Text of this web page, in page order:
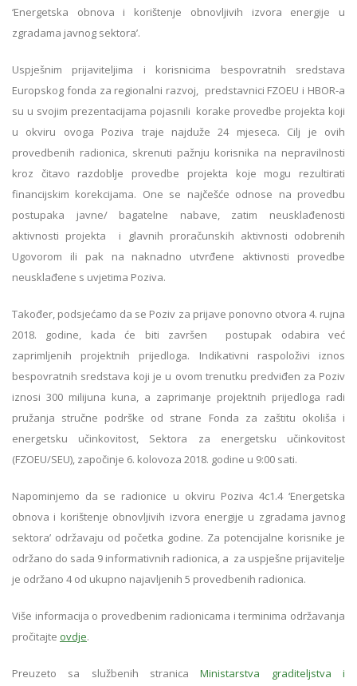
‘Energetska obnova i korištenje obnovljivih izvora energije u
zgradama javnog sektora’.
Uspješnim prijaviteljima i korisnicima bespovratnih sredstava
Europskog fonda za regionalni razvoj, predstavnici FZOEU i HBOR-a
su u svojim prezentacijama pojasnili korake provedbe projekta koji
u okviru ovoga Poziva traje najduže 24 mjeseca. Cilj je ovih
provedbenih radionica, skrenuti pažnju korisnika na nepravilnosti
kroz čitavo razdoblje provedbe projekta koje mogu rezultirati
financijskim korekcijama. One se najčešće odnose na provedbu
postupaka javne/ bagatelne nabave, zatim neusklađenosti
aktivnosti projekta i glavnih proračunskih aktivnosti odobrenih
Ugovorom ili pak na naknadno utvrđene aktivnosti provedbe
neusklađene s uvjetima Poziva.
Također, podsjećamo da se Poziv za prijave ponovno otvora 4. rujna
2018. godine, kada će biti završen postupak odabira već
zaprimljenih projektnih prijedloga. Indikativni raspoloživi iznos
bespovratnih sredstava koji je u ovom trenutku predviđen za Poziv
iznosi 300 milijuna kuna, a zaprimanje projektnih prijedloga radi
pružanja stručne podrške od strane Fonda za zaštitu okoliša i
energetsku učinkovitost, Sektora za energetsku učinkovitost
(FZOEU/SEU), započinje 6. kolovoza 2018. godine u 9:00 sati.
Napominjemo da se radionice u okviru Poziva 4c1.4 ‘Energetska
obnova i korištenje obnovljivih izvora energije u zgradama javnog
sektora’ održavaju od početka godine. Za potencijalne korisnike je
održano do sada 9 informativnih radionica, a za uspješne prijavitelje
je održano 4 od ukupno najavljenih 5 provedbenih radionica.
Više informacija o provedbenim radionicama i terminima održavanja
pročitajte ovdje.
Preuzeto sa službenih stranicaMinistarstva graditeljstva i